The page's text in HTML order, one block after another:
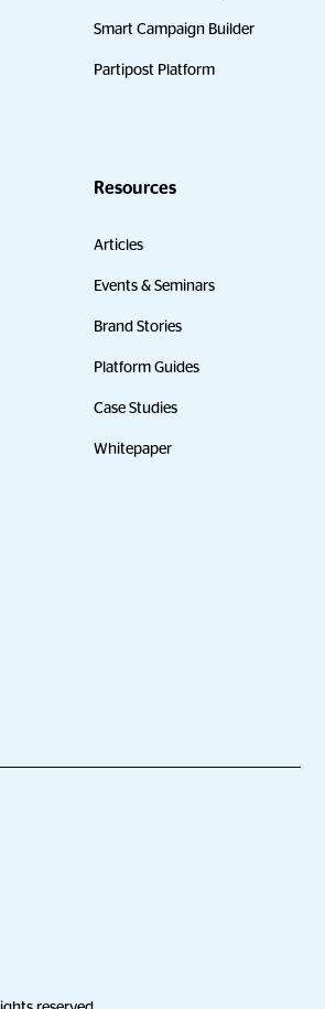
Smart Campaign Builder
Partipost Platform
Resources
Articles
Events & Seminars
Brand Stories
Platform Guides
Case Studies
Whitepaper